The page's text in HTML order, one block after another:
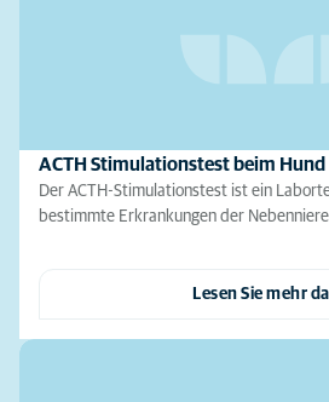
ACTH Stimulationstest beim Hund
Der ACTH-Stimulationstest ist ein
bestimmte Erkrankungen der
Lesen Sie mehr